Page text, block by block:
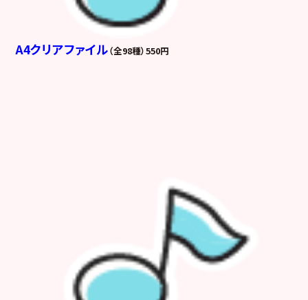
A4クリアファイル（全98種）550円